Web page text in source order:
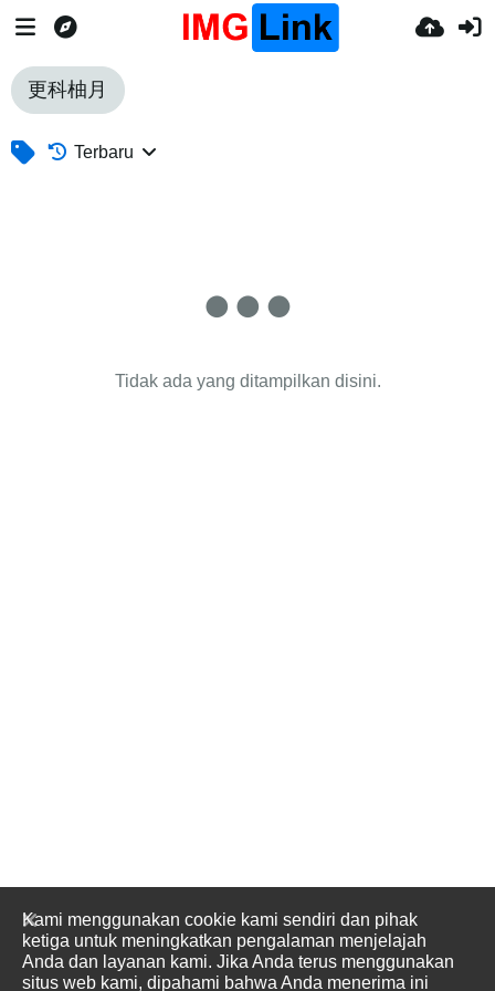
更科柚月
Terbaru
Tidak ada yang ditampilkan disini.
Kami menggunakan cookie kami sendiri dan pihak
ketiga untuk meningkatkan pengalaman menjelajah
Anda dan layanan kami. Jika Anda terus menggunakan
situs web kami, dipahami bahwa Anda menerima ini